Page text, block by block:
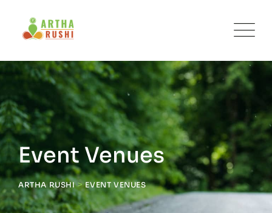
content
Event Venues
ARTHA RUSHI>EVENT VENUES